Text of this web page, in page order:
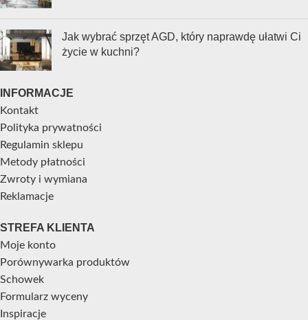
Jak wybrać sprzęt AGD, który naprawdę ułatwi Ci
życie w kuchni?
INFORMACJE
Kontakt
Polityka prywatności
Regulamin sklepu
Metody płatności
Zwroty i wymiana
Reklamacje
STREFA KLIENTA
Moje konto
Porównywarka produktów
Schowek
Formularz wyceny
Inspiracje